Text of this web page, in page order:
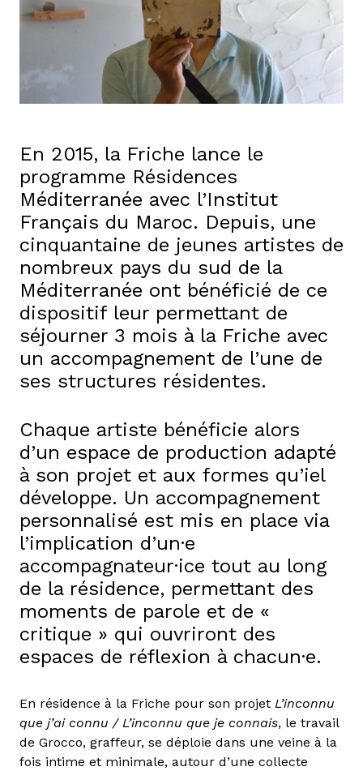
En 2015, la Friche lance le
programme Résidences
Méditerranée avec l’Institut
Français du Maroc. Depuis, une
cinquantaine de jeunes artistes de
nombreux pays du sud de la
Méditerranée ont bénéficié de ce
dispositif leur permettant de
séjourner 3 mois à la Friche avec
un accompagnement de l’une de
ses structures résidentes.
Chaque artiste bénéficie alors
d’un espace de production adapté
à son projet et aux formes qu’iel
développe. Un accompagnement
personnalisé est mis en place via
l’implication d’un·e
accompagnateur·ice tout au long
de la résidence, permettant des
moments de parole et de «
critique » qui ouvriront des
espaces de réflexion à chacun·e.
En résidence à la Friche pour son projet L’inconnu
que j’ai connu / L’inconnu que je connais, le travail
de Grocco, graffeur, se déploie dans une veine à la
fois intime et minimale, autour d’une collecte